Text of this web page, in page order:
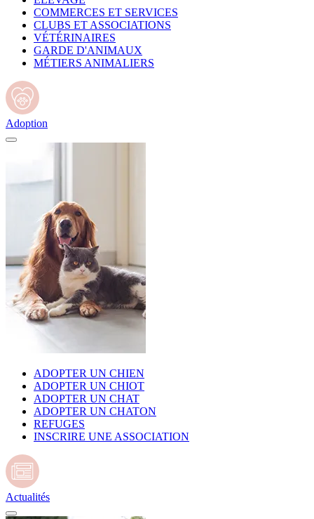
COMMERCES ET SERVICES
CLUBS ET ASSOCIATIONS
VÉTÉRINAIRES
GARDE D'ANIMAUX
MÉTIERS ANIMALIERS
Adoption
ADOPTER UN CHIEN
ADOPTER UN CHIOT
ADOPTER UN CHAT
ADOPTER UN CHATON
REFUGES
INSCRIRE UNE ASSOCIATION
Actualités